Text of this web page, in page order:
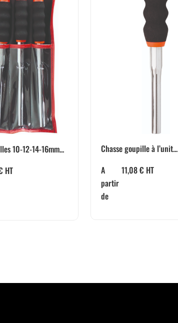
10-12-14-16mm...
HT
Chasse goupille à l’unit...
A
partir
de
11,08€ HT